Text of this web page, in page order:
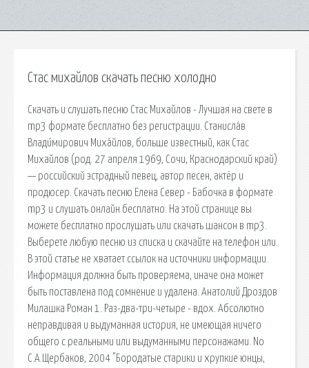
Стас михайлов скачать песню холодно
Скачать и слушать песню Стас Михайлов - Лучшая на свете в
mp3 формате бесплатно без регистрации. Станисла́в
Влади́мирович Миха́йлов, больше известный, как Стас
Михайлов (род. 27 апреля 1969, Сочи, Краснодарский край)
— российский эстрадный певец, автор песен, актёр и
продюсер. Скачать песню Елена Север - Бабочка в формате
mp3 и слушать онлайн бесплатно. На этой странице вы
можете бесплатно прослушать или скачать шансон в mp3.
Выберете любую песню из списка и скачайте на телефон или.
В этой статье не хватает ссылок на источники информации.
Информация должна быть проверяема, иначе она может
быть поставлена под сомнение и удалена. Анатолий Дроздов
Милашка Роман 1. Раз-два-три-четыре - вдох. Абсолютно
неправдивая и выдуманная история, не имеющая ничего
общего с реальными или выдуманными персонажами. No
С.А.Щербаков, 2004 "Бородатые старики и хрупкие юнцы,